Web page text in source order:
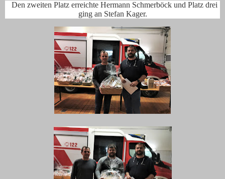
Den zweiten Platz erreichte Hermann Schmerböck und Platz drei
ging an Stefan Kager.